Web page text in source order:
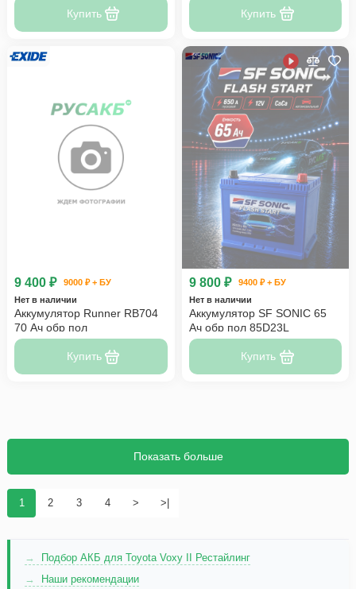
Купить Купить
9 400 ₽
9000 ₽ + БУ
Нет в наличии
Аккумулятор Runner RB704
70 Ач обр пол
Купить
9 800 ₽
9400 ₽ + БУ
Нет в наличии
Аккумулятор SF SONIC 65
Ач обр пол 85D23L
Купить
1 2 3 4 > >|
Показать больше
Подбор АКБ для Toyota Voxy II Рестайлинг
Наши рекомендации